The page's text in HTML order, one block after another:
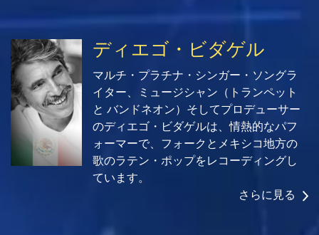
ディエゴ・ビダゲル
マルチ・プラチナ・シンガー・ソングラ
イター、ミュージシャン（トランペット
と バンドネオン）そしてプロデューサー
のディエゴ・ビダゲルは、情熱的なパフ
ォーマーで、フォークとメキシコ地方の
歌のラテン・ポップをレコーディングし
ています。
さらに見る